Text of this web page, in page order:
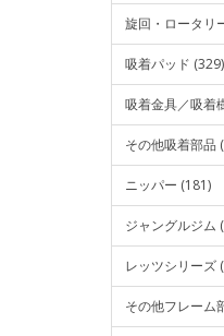
旋回・ロータリ
吸着パッド (329)
吸着金具／吸着
その他吸着部品
ニッパー (181)
ジャングルジム
レッツシリーズ
その他フレーム